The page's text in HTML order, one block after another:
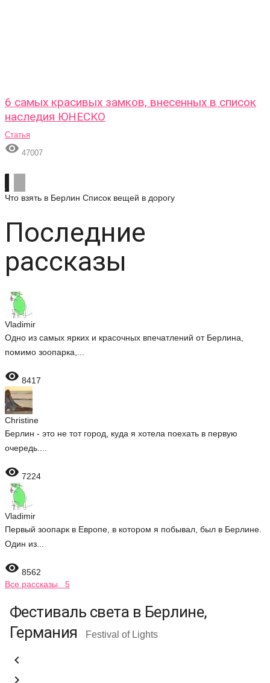
6 самых красивых замков, внесенных в список
наследия ЮНЕСКО
Статья
 47007
Что взять в Берлин Список вещей в дорогу
Последние
рассказы
Vladimir
Одно из самых ярких и красочных впечатлений от Берлина,
помимо зоопарка,...
 8417
Christine
Берлин - это не тот город, куда я хотела поехать в первую
очередь....
 7224
Vladimir
Первый зоопарк в Европе, в котором я побывал, был в Берлине.
Один из...
 8562
Все рассказы 5
Фестиваль света в Берлине,
Германия
Festival of Lights

